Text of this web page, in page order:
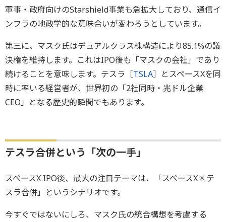
軍事・政府向けのStarshield事業も急拡大しており、通信イ
ンフラの地政学的な意味合いが変わろうとしています。
第三に、マスク氏はデュアルクラス株構造により85.1%の議
決権を維持します。これはIPO後も「マスクの会社」であり
続けることを意味します。テスラ［TSLA］とスペースXを同
時に率いる経営者が、世界初の「2社同時・兆ドル企業
CEO」となる歴史的瞬間でもあります。
テスラ合併という「次の一手」
スペースX IPO後、最大の注目テーマは、「スペースX × テ
スラ合併」というシナリオです。
今すぐではないにしろ、マスク氏の統合構想を考慮する